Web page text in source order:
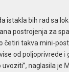
istakla bih rad sa
postrojenja za
četiri takva mini-
od poljoprivrede i
naglasila je